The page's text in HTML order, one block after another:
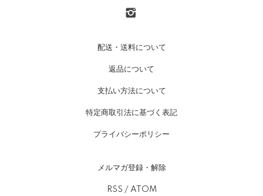
配送・送料について
返品について
支払い方法について
特定商取引法に基づく表記
プライバシーポリシー
メルマガ登録・解除
RSS / ATOM